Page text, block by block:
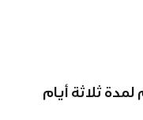
لمدة ثلاثة أيام